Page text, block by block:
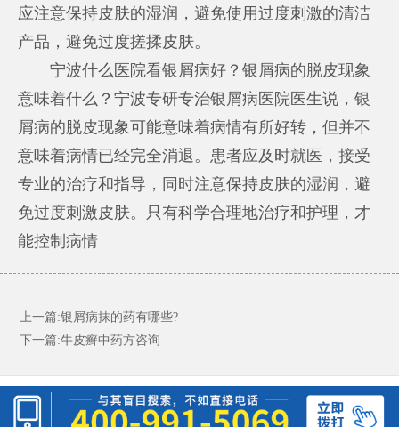
应注意保持皮肤的湿润，避免使用过度刺激的清洁
产品，避免过度搓揉皮肤。
宁波什么医院看银屑病好？银屑病的脱皮现象
意味着什么？宁波专研专治银屑病医院医生说，银
屑病的脱皮现象可能意味着病情有所好转，但并不
意味着病情已经完全消退。患者应及时就医，接受
专业的治疗和指导，同时注意保持皮肤的湿润，避
免过度刺激皮肤。只有科学合理地治疗和护理，才
能控制病情
上一篇:银屑病抹的药有哪些?
下一篇:牛皮癣中药方咨询